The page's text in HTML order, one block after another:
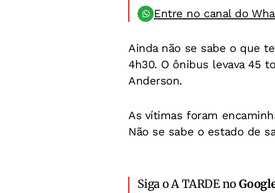
Entre no canal do
Ainda não se sabe o que
4h30. O ônibus levava 45
Anderson.
As vítimas foram
Não se sabe o estado de
Siga o A TARDE no